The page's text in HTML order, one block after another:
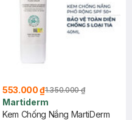
553.000 ₫1.350.000 ₫
Martiderm
Kem Chống Nắng MartiDerm